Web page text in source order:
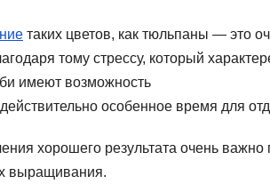
таких цветов, как тюльпаны — это
тому стрессу, который
имеют возможность
особенное время для
хорошего результата очень
выращивания.